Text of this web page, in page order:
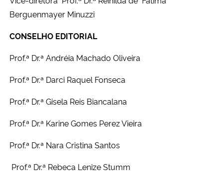
Ministério da Saúde
Ministério de Minas e Energia
Ministério da Ciência, Tecnologia, Inovações e Comunicações
Ministério do Desenvolvimento Regional
Berguenmayer Minuzzi
CONSELHO EDITORIAL
Prof.ª Dr.ª Andréia Machado Oliveira
Prof.ª Dr.ª Darci Raquel Fonseca
Prof.ª Dr.ª Gisela Reis Biancalana
Prof.ª Dr.ª Karine Gomes Perez Vieira
Prof.ª Dr.ª Nara Cristina Santos
Prof.ª Dr.ª Rebeca Lenize Stumm